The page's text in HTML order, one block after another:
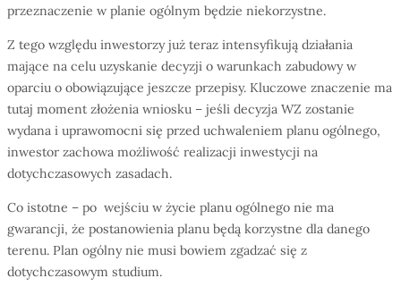
przeznaczenie w planie ogólnym będzie niekorzystne.
Z tego względu inwestorzy już teraz intensyfikują działania
mające na celu uzyskanie decyzji o warunkach zabudowy w
oparciu o obowiązujące jeszcze przepisy. Kluczowe znaczenie ma
tutaj moment złożenia wniosku – jeśli decyzja WZ zostanie
wydana i uprawomocni się przed uchwaleniem planu ogólnego,
inwestor zachowa możliwość realizacji inwestycji na
dotychczasowych zasadach.
Co istotne – po wejściu w życie planu ogólnego nie ma
gwarancji, że postanowienia planu będą korzystne dla danego
terenu. Plan ogólny nie musi bowiem zgadzać się z
dotychczasowym studium.